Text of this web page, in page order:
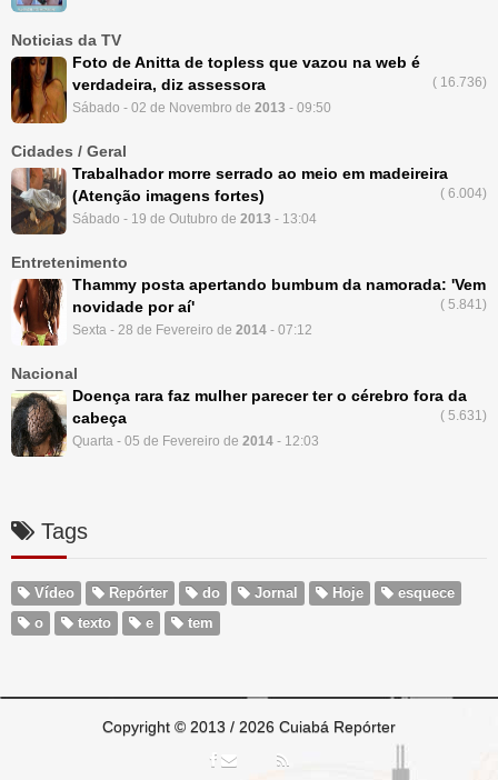
Noticias da TV
Foto de Anitta de topless que vazou na web é
verdadeira, diz assessora
( 16.736)
Sábado - 02 de Novembro de 2013 - 09:50
Cidades / Geral
Trabalhador morre serrado ao meio em madeireira
(Atenção imagens fortes)
( 6.004)
Sábado - 19 de Outubro de 2013 - 13:04
Entretenimento
Thammy posta apertando bumbum da namorada: 'Vem
novidade por aí'
( 5.841)
Sexta - 28 de Fevereiro de 2014 - 07:12
Nacional
Doença rara faz mulher parecer ter o cérebro fora da
cabeça
( 5.631)
Quarta - 05 de Fevereiro de 2014 - 12:03
Tags
Vídeo Repórter do Jornal Hoje
esquece
o
texto e tem
Copyright © 2013 / 2026 Cuiabá Repórter